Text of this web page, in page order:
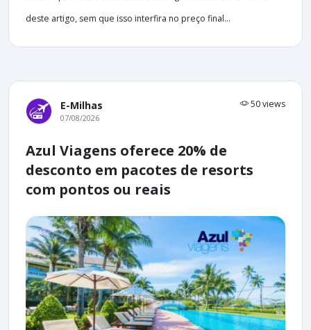
deste artigo, sem que isso interfira no preço final...
E-Milhas 50 views
07/08/2026
Azul Viagens oferece 20% de
desconto em pacotes de resorts
com pontos ou reais